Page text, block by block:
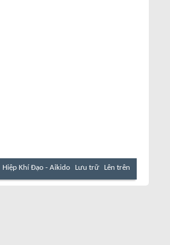
Hiệp Khí Đạo - Aikido Lưu trữ Lên trên